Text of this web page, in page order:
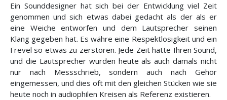
Ein Sounddesigner hat sich bei der Entwicklung viel Zeit
genommen und sich etwas dabei gedacht als der als er
eine Weiche entworfen und dem Lautsprecher seinen
Klang gegeben hat. Es währe eine Respektlosigkeit und ein
Frevel so etwas zu zerstören. Jede Zeit hatte Ihren Sound,
und die Lautsprecher wurden heute als auch damals nicht
nur nach Messschrieb, sondern auch nach Gehör
eingemessen, und dies oft mit den gleichen Stücken wie sie
heute noch in audiophilen Kreisen als Referenz existieren.